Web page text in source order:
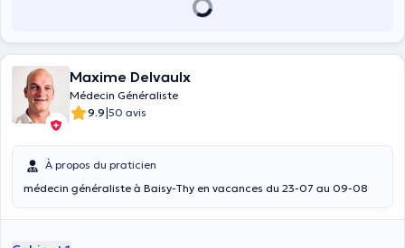
Maxime Delvaulx
Médecin Généraliste
9.9|50 avis
À propos du praticien
médecin généraliste à Baisy-Thy en vacances du 23-07 au 09-08